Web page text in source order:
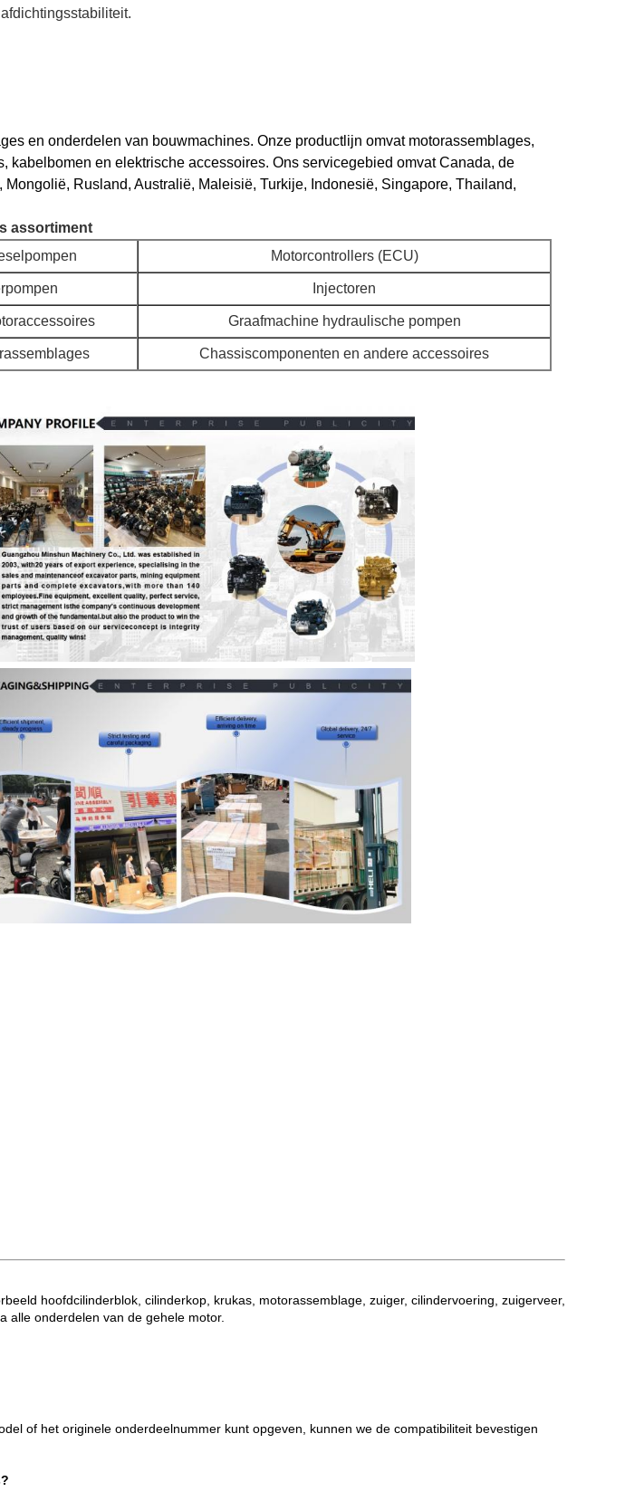
en onderdelen van bouwmachines. Onze productlijn omvat motorassemblages,
en elektrische accessoires. Ons servicegebied omvat Canada, de
Rusland, Australië, Maleisië, Turkije, Indonesië, Singapore, Thailand,
assortiment
Motorcontrollers (ECU)
Injectoren
Graafmachine hydraulische pompen
Chassiscomponenten en andere accessoires
hoofdcilinderblok, cilinderkop, krukas, motorassemblage, zuiger, cilindervoering, zuigerveer,
alle onderdelen van de gehele motor.
of het originele onderdeelnummer kunt opgeven, kunnen we de compatibiliteit bevestigen